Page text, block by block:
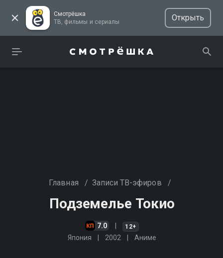
Смотрёшка
ТВ, фильмы и сериалы
Открыть
Главная / Записи ТВ-эфиров /
Подземелье Токио
7.0 12+
Япония 2002 Аниме